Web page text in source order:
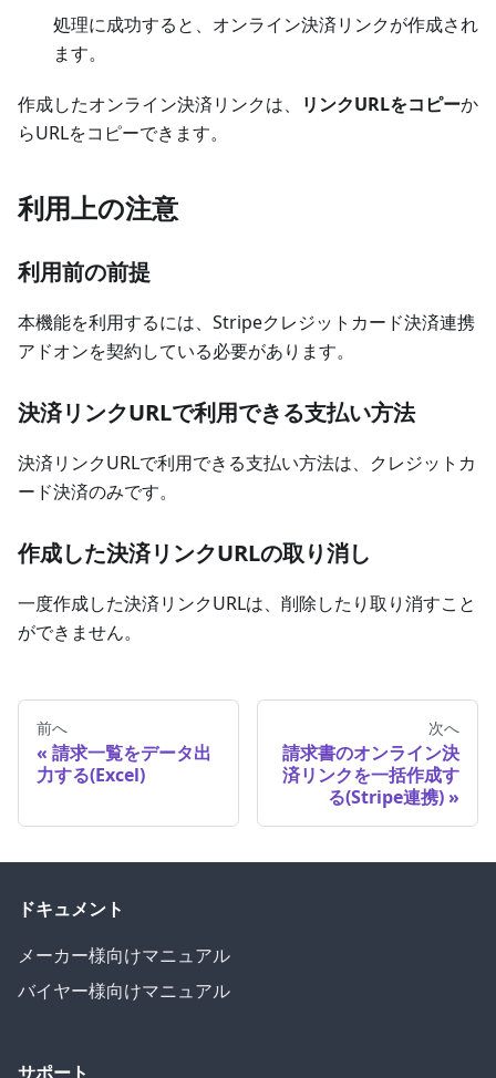
処理に成功すると、オンライン決済リンクが作成され
ます。
作成したオンライン決済リンクは、 リンクURLをコピーか
らURLをコピーできます。
利用上の注意
利用前の前提
本機能を利用するには、Stripeクレジットカード決済連携
アドオンを契約している必要があります。
決済リンクURLで利用できる支払い方法
決済リンクURLで利用できる支払い方法は、クレジットカ
ード決済のみです。
作成した決済リンクURLの取り消し
一度作成した決済リンクURLは、削除したり取り消すこと
ができません。
前へ
請求一覧をデータ出
力する(Excel)
次へ
請求書のオンライン決
済リンクを一括作成す
る(Stripe連携)
ドキュメント
メーカー様向けマニュアル
バイヤー様向けマニュアル
サポート